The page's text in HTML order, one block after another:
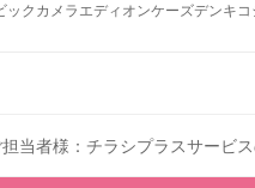
ックカメラ エディオンケーズデンキ
当者様：チラシプラスサービ